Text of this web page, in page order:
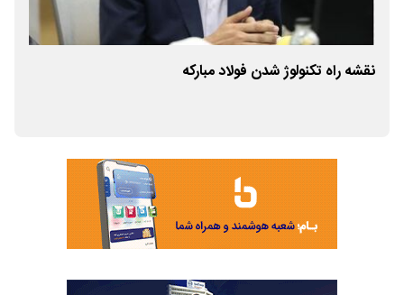
نقشه راه تکنولوژ شدن فولاد مبارکه